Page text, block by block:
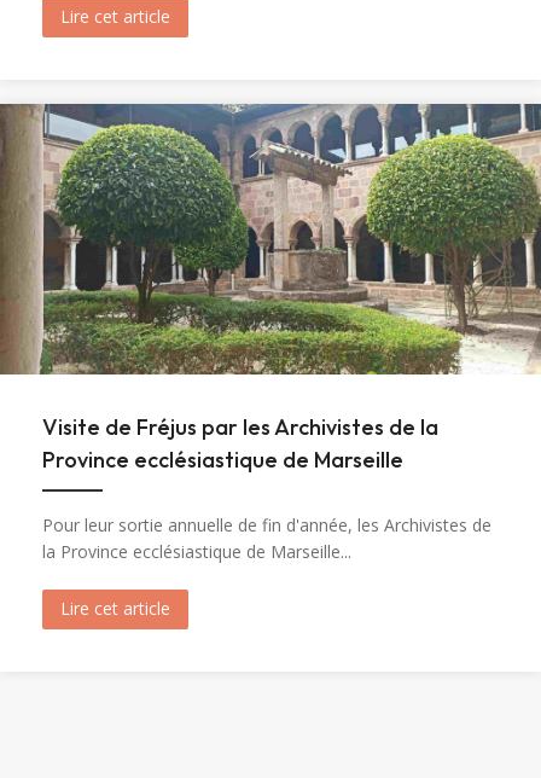
Lire cet article
Visite de Fréjus par les Archivistes de la
Province ecclésiastique de Marseille
Pour leur sortie annuelle de fin d'année, les Archivistes de
la Province ecclésiastique de Marseille...
Lire cet article